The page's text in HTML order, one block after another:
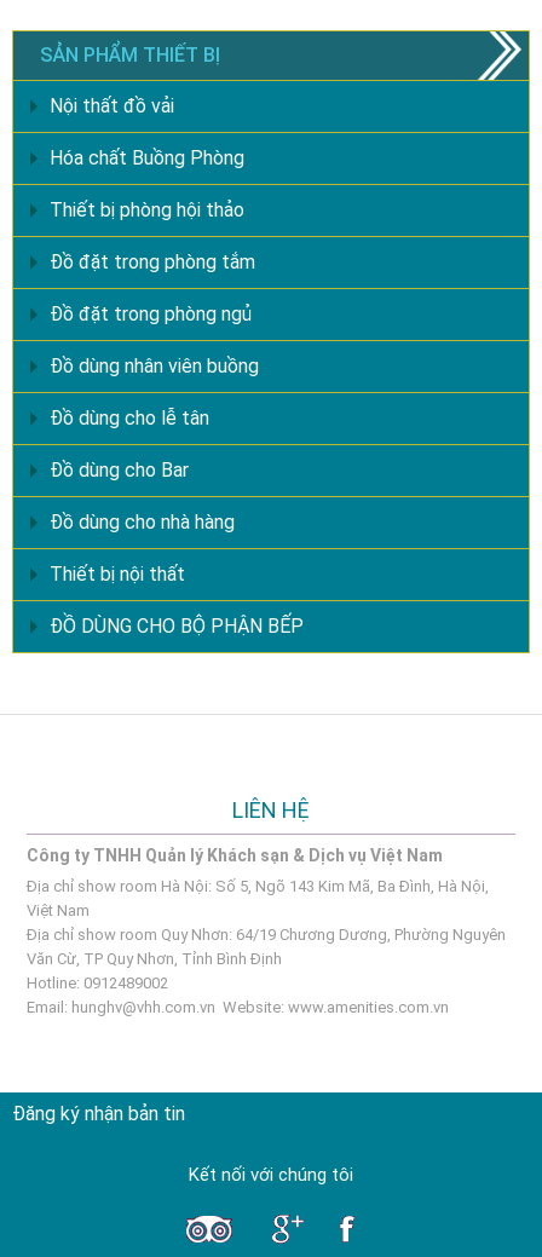
SẢN PHẨM THIẾT BỊ
Nội thất đồ vải
Hóa chất Buồng Phòng
Thiết bị phòng hội thảo
Đồ đặt trong phòng tắm
Đồ đặt trong phòng ngủ
Đồ dùng nhân viên buồng
Đồ dùng cho lễ tân
Đồ dùng cho Bar
Đồ dùng cho nhà hàng
Thiết bị nội thất
ĐỒ DÙNG CHO BỘ PHẬN BẾP
LIÊN HỆ
Công ty TNHH Quản lý Khách sạn & Dịch vụ Việt Nam
Địa chỉ show room Hà Nội: Số 5, Ngõ 143 Kim Mã, Ba Đình, Hà Nội,
Việt Nam
Địa chỉ show room Quy Nhơn: 64/19 Chương Dương, Phường Nguyên
Văn Cừ, TP Quy Nhơn, Tỉnh Bình Định
Hotline: 0912489002
Email: hunghv@vhh.com.vn Website:www.amenities.com.vn
Đăng ký nhận bản tin
Kết nối với chúng tôi